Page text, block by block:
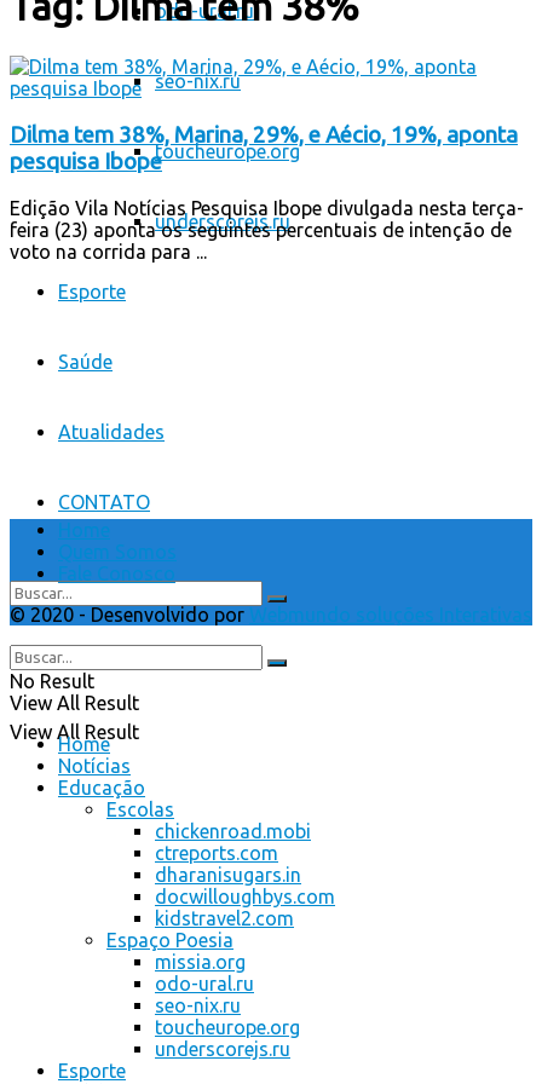
odo-ural.ru
seo-nix.ru
toucheurope.org
underscorejs.ru
Esporte
Saúde
Atualidades
CONTATO
No Result
View All Result
Dilma tem 38%, Marina, 29%, e Aécio, 19%, aponta
pesquisa Ibope
Edição Vila Notícias Pesquisa Ibope divulgada nesta terça-
feira (23) aponta os seguintes percentuais de intenção de
voto na corrida para ...
Home
Quem Somos
Fale Conosco
© 2020 - Desenvolvido por Webmundo soluções Interativas
No Result
View All Result
Home
Notícias
Educação
Escolas
chickenroad.mobi
ctreports.com
dharanisugars.in
docwilloughbys.com
kidstravel2.com
Espaço Poesia
missia.org
odo-ural.ru
seo-nix.ru
toucheurope.org
underscorejs.ru
Esporte